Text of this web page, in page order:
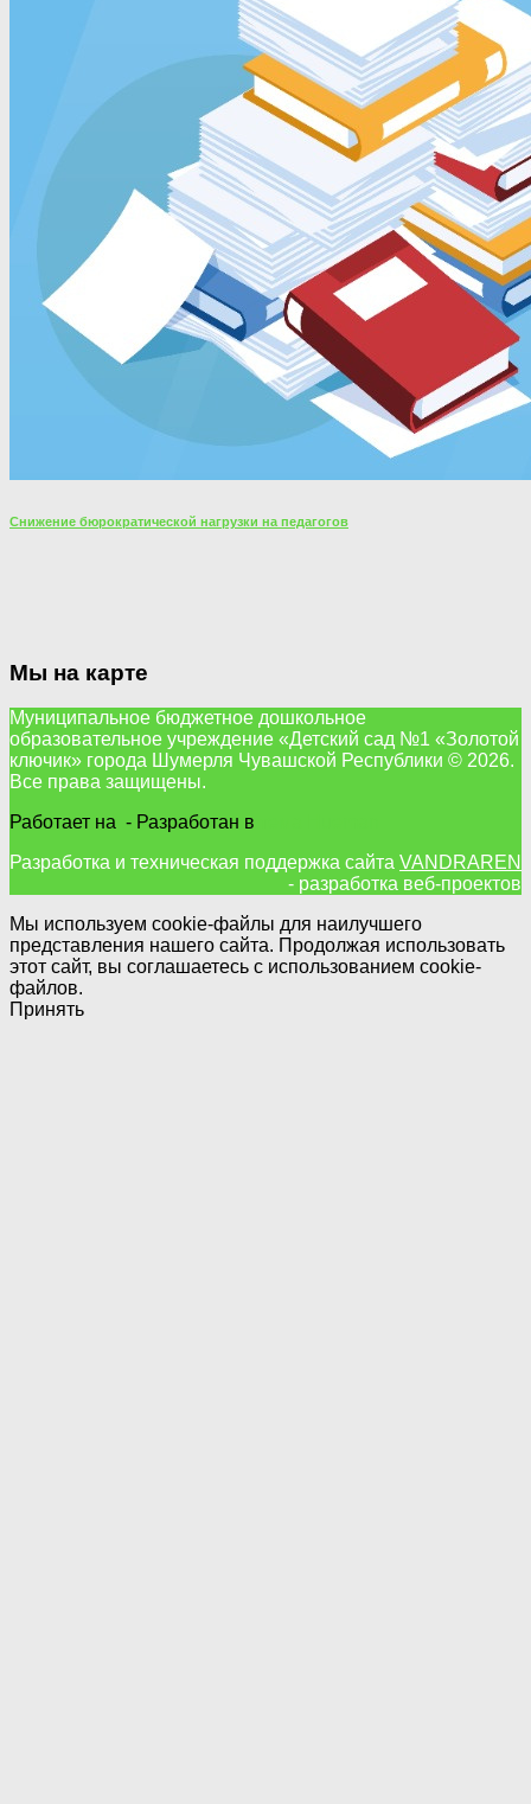
Снижение бюрократической нагрузки на педагогов
Мы на карте
Муниципальное бюджетное дошкольное
образовательное учреждение «Детский сад №1 «Золотой
ключик» города Шумерля Чувашской Республики © 2026.
Все права защищены.
Работает на - Разработан в
Разработка и техническая поддержка сайта VANDRAREN
- разработка веб-проектов
Мы используем cookie-файлы для наилучшего
представления нашего сайта. Продолжая использовать
этот сайт, вы соглашаетесь с использованием cookie-
файлов.
Принять